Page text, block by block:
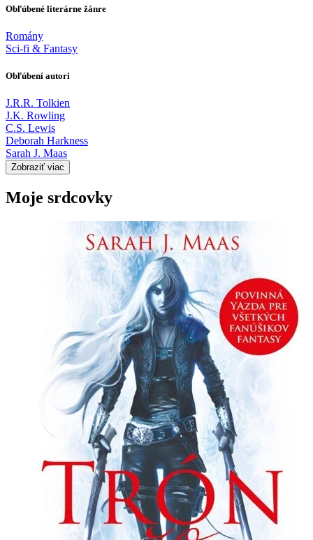
Obľúbené literárne žánre
Romány
Sci-fi & Fantasy
Obľúbení autori
J.R.R. Tolkien
J.K. Rowling
C.S. Lewis
Deborah Harkness
Sarah J. Maas
Zobraziť viac
Moje srdcovky